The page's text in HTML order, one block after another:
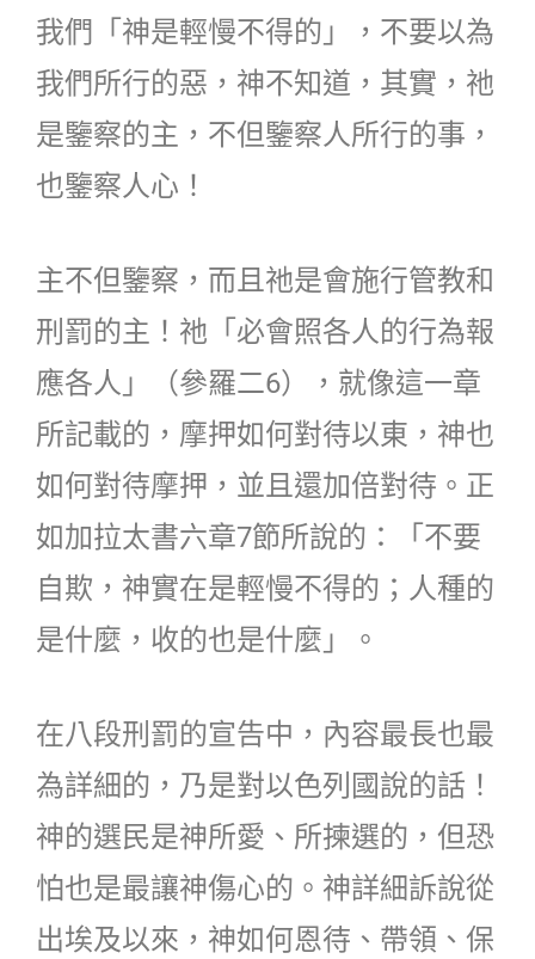
我們「神是輕慢不得的」，不要以為
我們所行的惡，神不知道，其實，祂
是鑒察的主，不但鑒察人所行的事，
也鑒察人心！
主不但鑒察，而且祂是會施行管教和
刑罰的主！祂「必會照各人的行為報
應各人」（參羅二6），就像這一章
所記載的，摩押如何對待以東，神也
如何對待摩押，並且還加倍對待。正
如加拉太書六章7節所說的：「不要
自欺，神實在是輕慢不得的；人種的
是什麼，收的也是什麼」。
在八段刑罰的宣告中，內容最長也最
為詳細的，乃是對以色列國說的話！
神的選民是神所愛、所揀選的，但恐
怕也是最讓神傷心的。神詳細訴說從
出埃及以來，神如何恩待、帶領、保